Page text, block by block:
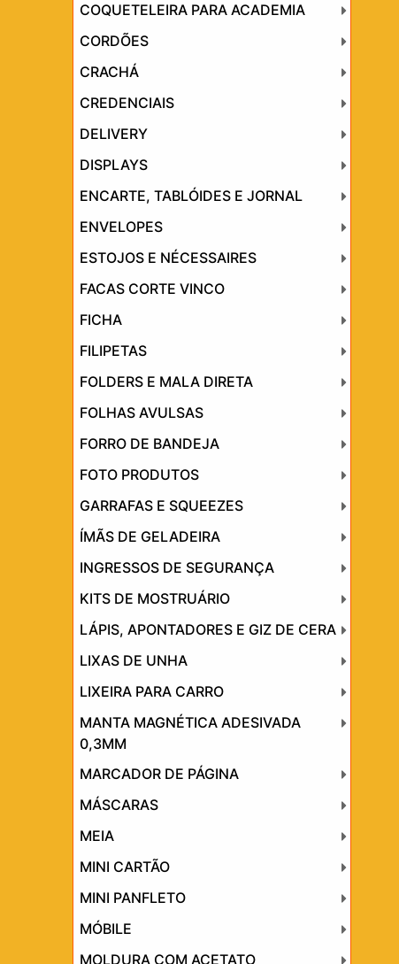
COQUETELEIRA PARA ACADEMIA
CORDÕES
CRACHÁ
CREDENCIAIS
DELIVERY
DISPLAYS
ENCARTE, TABLÓIDES E JORNAL
ENVELOPES
ESTOJOS E NÉCESSAIRES
FACAS CORTE VINCO
FICHA
FILIPETAS
FOLDERS E MALA DIRETA
FOLHAS AVULSAS
FORRO DE BANDEJA
FOTO PRODUTOS
GARRAFAS E SQUEEZES
ÍMÃS DE GELADEIRA
INGRESSOS DE SEGURANÇA
KITS DE MOSTRUÁRIO
LÁPIS, APONTADORES E GIZ DE CERA
LIXAS DE UNHA
LIXEIRA PARA CARRO
MANTA MAGNÉTICA ADESIVADA
0,3MM
MARCADOR DE PÁGINA
MÁSCARAS
MEIA
MINI CARTÃO
MINI PANFLETO
MÓBILE
MOLDURA COM ACETATO